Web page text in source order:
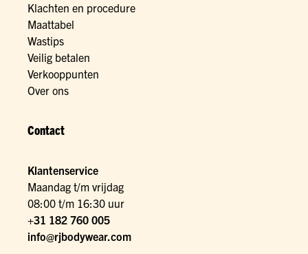
Klachten en procedure
Maattabel
Wastips
Veilig betalen
Verkooppunten
Over ons
Contact
Klantenservice
Maandag t/m vrijdag
08:00 t/m 16:30 uur
+31 182 760 005
info@rjbodywear.com